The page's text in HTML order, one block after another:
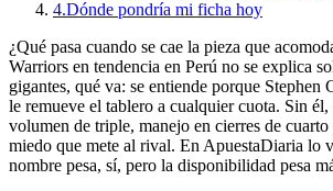
4.Dónde pondría mi ficha hoy
¿Qué pasa cuando se cae la pieza que
Warriors en tendencia en Perú no se explica
gigantes, qué va: se entiende porque Stephen
le remueve el tablero a cualquier cuota. Sin
volumen de triple, manejo en cierres de cuarto
miedo que mete al rival. En ApuestaDiaria lo
nombre pesa, sí, pero la disponibilidad pesa